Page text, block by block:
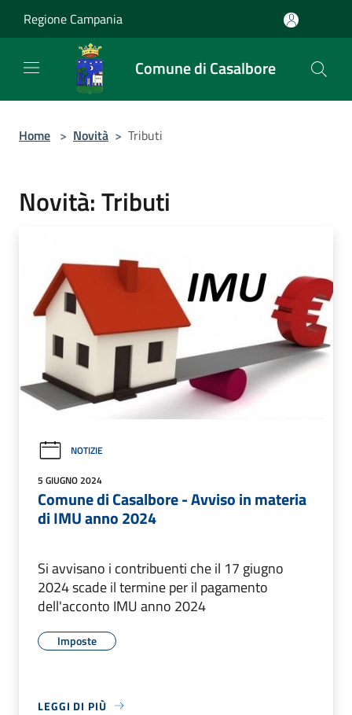
Regione Campania
Comune di Casalbore
Home > Novità > Tributi
Novità: Tributi
NOTIZIE
5 GIUGNO 2024
Comune di Casalbore - Avviso in materia
di IMU anno 2024
Si avvisano i contribuenti che il 17 giugno
2024 scade il termine per il pagamento
dell'acconto IMU anno 2024
Imposte
LEGGI DI PIÙ